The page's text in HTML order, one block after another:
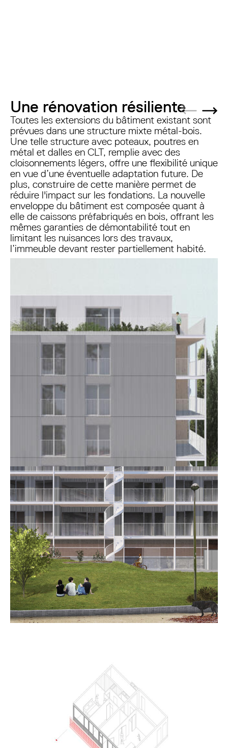
Previous
Une rénovation résiliente
Toutes les extensions du bâtiment existant sont
prévues dans une structure mixte métal-bois.
Une telle structure avec poteaux, poutres en
métal et dalles en CLT, remplie avec des
cloisonnements légers, offre une flexibilité unique
en vue d’une éventuelle adaptation future. De
plus, construire de cette manière permet de
réduire l'impact sur les fondations. La nouvelle
enveloppe du bâtiment est composée quant à
elle de caissons préfabriqués en bois, offrant les
mêmes garanties de démontabilité tout en
limitant les nuisances lors des travaux,
l’immeuble devant rester partiellement habité.